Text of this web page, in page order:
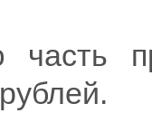
часть